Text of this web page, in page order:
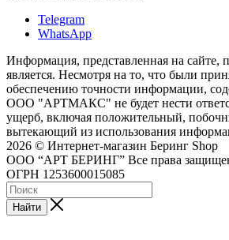
Telegram
WhatsApp
Информация, представленная на сайте,
является. Несмотря на то, что были
обеспечению точности информации,
ООО "АРТМАКС" не будет нести
ущерб, включая положительный,
вытекающий из использования
2026 © Интернет-магазин Беринг Shop
ООО “АРТ БЕРИНГ” Все права
ОГРН 1253600015085
Найти